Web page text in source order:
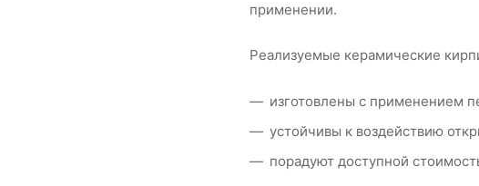
применении.
Реализуемые керамические
изготовлены с применением
устойчивы к воздействию
порадуют доступной